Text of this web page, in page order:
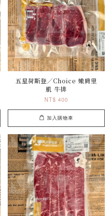
五星荷斯登／Choice 嫩肩里
肌 牛排
NT$ 400
加入購物車